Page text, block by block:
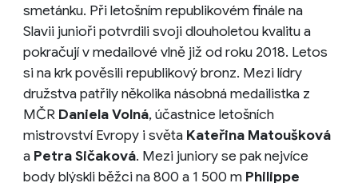
smetánku. Při letošním republikovém finále na
Slavii junioři potvrdili svoji dlouholetou kvalitu a
pokračují v medailové vlně již od roku 2018. Letos
si na krk pověsili republikový bronz. Mezi lídry
družstva patřily několika násobná medailistka z
MČR Daniela Volná, účastnice letošních
mistrovství Evropy i světa Kateřina Matoušková
a Petra Sičaková. Mezi juniory se pak nejvíce
body blýskli běžci na 800 a 1 500 m Philippe